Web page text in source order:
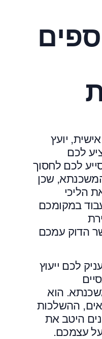
יועץ
לכם
לכם לחסוך
שכן
הליכי
במקומכם
הדוק עמכם
לכם ייעוץ
הוא
ההשלכות
היטב את
עצמכם.